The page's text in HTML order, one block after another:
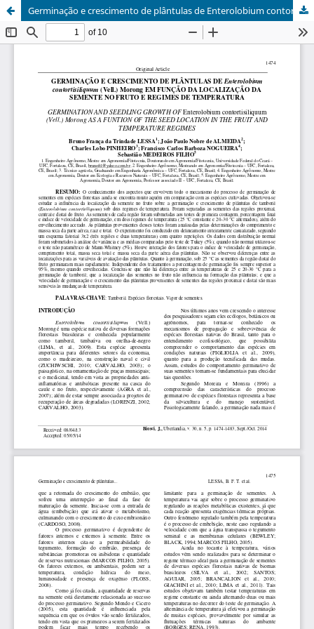
Germinação e crescimento de plântulas de Enterolobium contortisiliquum (Vell.) Morong em função da localização da semente no fruto e regimes de temperatura